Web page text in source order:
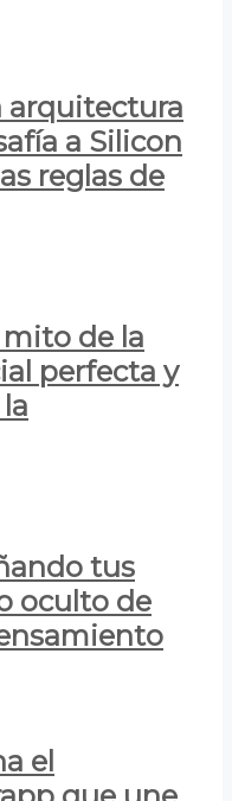
arquitectura
a Silicon
reglas de
de la
perfecta y
tus
oculto de
el